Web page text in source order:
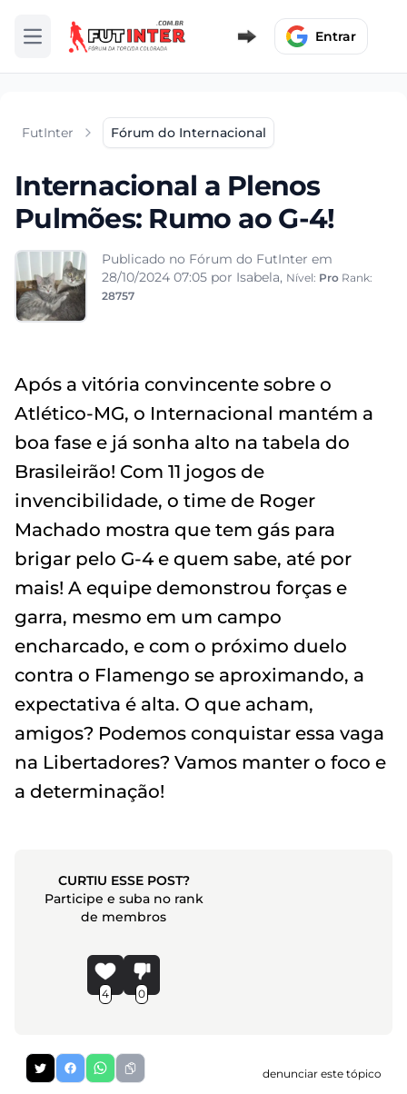
Abrir menu Entrar
FutInter Fórum do Internacional
Internacional a Plenos
Pulmões: Rumo ao G-4!
Publicado no Fórum do FutInter em
28/10/2024 07:05 por Isabela, Nível: Pro Rank:
28757
Após a vitória convincente sobre o
Atlético-MG, o Internacional mantém a
boa fase e já sonha alto na tabela do
Brasileirão! Com 11 jogos de
invencibilidade, o time de Roger
Machado mostra que tem gás para
brigar pelo G-4 e quem sabe, até por
mais! A equipe demonstrou forças e
garra, mesmo em um campo
encharcado, e com o próximo duelo
contra o Flamengo se aproximando, a
expectativa é alta. O que acham,
amigos? Podemos conquistar essa vaga
na Libertadores? Vamos manter o foco e
a determinação!
CURTIU ESSE POST?
Participe e suba no rank
de membros
4 0
denunciar este tópico